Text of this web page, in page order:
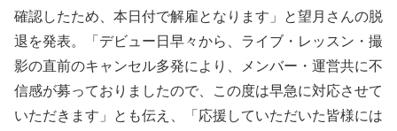
確認したため、本日付で解雇となります」と望月さんの脱
退を発表。「デビュー日早々から、ライブ・レッスン・撮
影の直前のキャンセル多発により、メンバー・運営共に不
信感が募っておりましたので、この度は早急に対応させて
いただきます」とも伝え、「応援していただいた皆様には